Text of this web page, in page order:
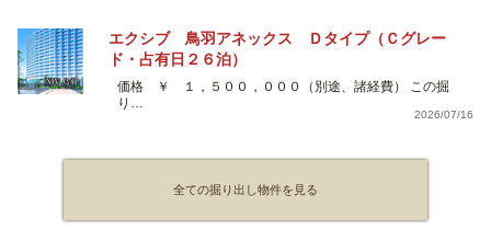
エクシブ 鳥羽アネックス Ｄタイプ（Ｃグレー
ド・占有日２６泊）
価格 ￥ １，５００，０００（別途、諸経費） この掘
り…
2026/07/16
全ての掘り出し物件を見る